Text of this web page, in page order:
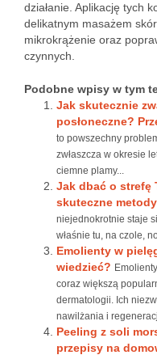
działanie. Aplikację tych
delikatnym masażem
mikrokrążenie oraz
czynnych.
Podobne wpisy w tym
Jak skutecznie
posłoneczne?
to powszechny
zwłaszcza w okresie
ciemne plamy...
Jak dbać o strefę
skuteczne metody
niejednokrotnie staje
właśnie tu, na czole,
Emolienty w
wiedzieć?
coraz większą
dermatologii. Ich
nawilżania i
Peeling z soli
przepisy na